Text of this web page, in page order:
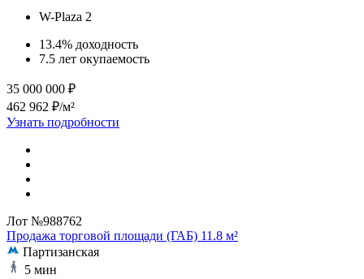
W-Plaza 2
13.4% доходность
7.5 лет окупаемость
35 000 000 ₽
462 962 ₽/м²
Узнать подробности
Лот №988762
Продажа торговой площади (ГАБ) 11.8 м²
Партизанская
5 мин